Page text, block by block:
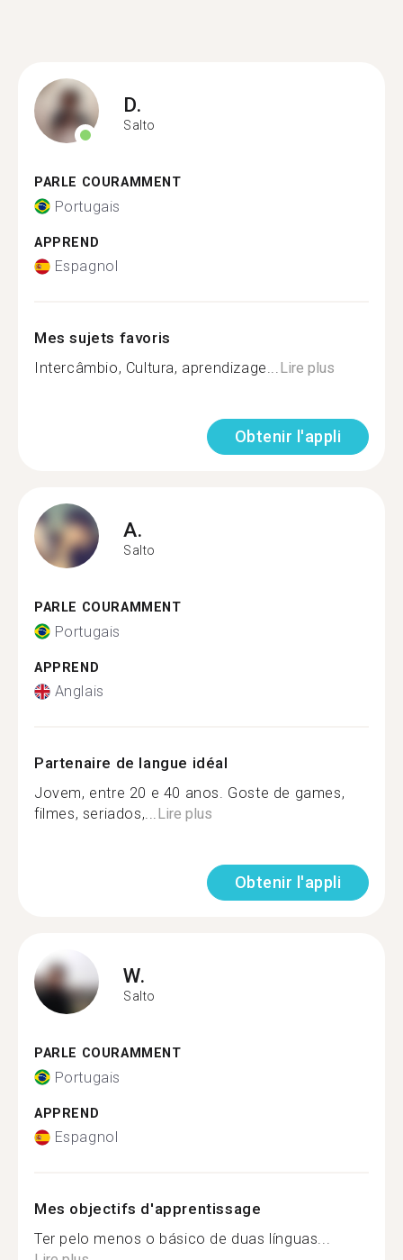
D.
Salto
PARLE COURAMMENT
Portugais
APPREND
Espagnol
Mes sujets favoris
Intercâmbio, Cultura, aprendizage...Lire plus
Obtenir l'appli
A.
Salto
PARLE COURAMMENT
Portugais
APPREND
Anglais
Partenaire de langue idéal
Jovem, entre 20 e 40 anos. Goste de games,
filmes, seriados,...Lire plus
Obtenir l'appli
W.
Salto
PARLE COURAMMENT
Portugais
APPREND
Espagnol
Mes objectifs d'apprentissage
Ter pelo menos o básico de duas línguas...